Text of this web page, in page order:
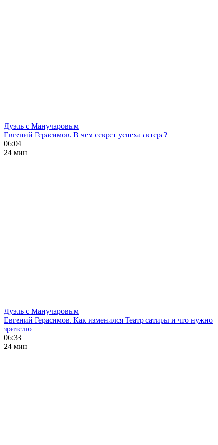
Дуэль с Манучаровым
Евгений Герасимов. В чем секрет успеха актера?
06:04
24 мин
Дуэль с Манучаровым
Евгений Герасимов. Как изменился Театр сатиры и что нужно
зрителю
06:33
24 мин